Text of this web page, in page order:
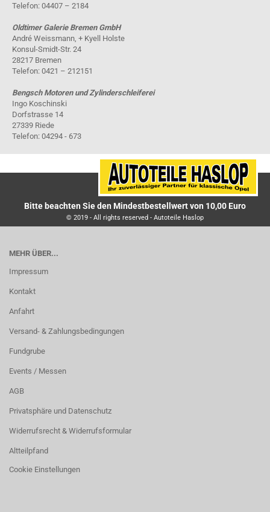
Telefon: 04407 – 2184
Oldtimer Galerie Bremen GmbH
André Weissmann, + Kyell Holste
Konsul-Smidt-Str. 24
28217 Bremen
Telefon: 0421 – 212151
Bengsch Motoren und Zylinderschleiferei
Ingo Koschinski
Dorfstrasse 14
27339 Riede
Telefon: 04294 - 673
Bitte beachten Sie den Mindestbestellwert von 10,00 Euro
© 2019 - All rights reserved - Autoteile Haslop
MEHR ÜBER...
Impressum
Kontakt
Anfahrt
Versand- & Zahlungsbedingungen
Fundgrube
Events / Messen
AGB
Privatsphäre und Datenschutz
Widerrufsrecht & Widerrufsformular
Altteilpfand
Cookie Einstellungen